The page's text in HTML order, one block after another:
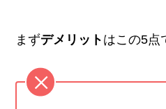
まずデメリット はこの5点